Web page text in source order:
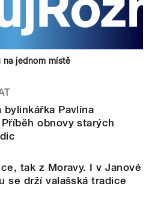
na jednom místě
bylinkářka Pavlína
obnovy starých
tak z Moravy. I v Janové
se drží valašská tradice